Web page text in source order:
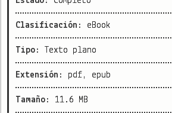
Clasificación: eBook
Tipo: Texto plano
Extensión: pdf, epub
Tamaño: 11.6 MB